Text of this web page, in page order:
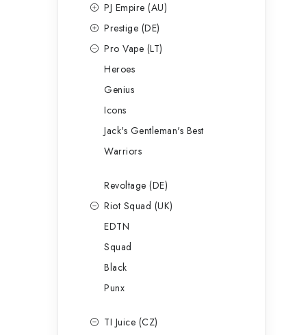
PJ Empire (AU)
Prestige (DE)
Pro Vape (LT)
Heroes
Genius
Icons
Jack's Gentleman's Best
Warriors
Revoltage (DE)
Riot Squad (UK)
EDTN
Squad
Black
Punx
TI Juice (CZ)